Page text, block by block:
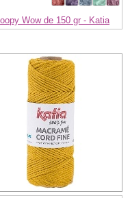
Loopy Wow de 150 gr - Katia